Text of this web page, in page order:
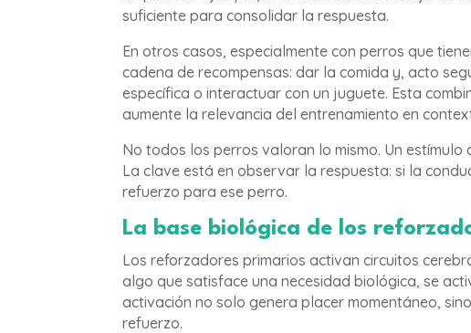
suficiente para consolidar la respuesta.
En otros casos, especialmente con perros que
cadena de recompensas: dar la comida y, acto
específica o interactuar con un juguete. Esta
aumente la relevancia del entrenamiento en
No todos los perros valoran lo mismo. Un
La clave está en observar la respuesta: si la
refuerzo para ese perro.
La base biológica de los
Los reforzadores primarios activan circuitos
algo que satisface una necesidad biológica, se
activación no solo genera placer momentáneo,
refuerzo.